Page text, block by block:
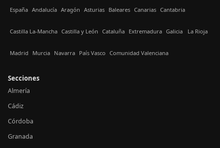
España Andalucía Aragón Asturias Baleares Canarias Cantabria
Castilla La-Mancha Castilla y León Cataluña Extremadura Galicia La Rioja
Madrid Murcia Navarra País Vasco Comunidad Valenciana
Secciones
Almería
Cádiz
Córdoba
Granada